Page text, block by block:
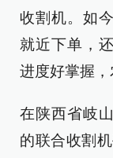
收割机。如
就近下单，
进度好掌握，
在陕西省岐
的联合收割